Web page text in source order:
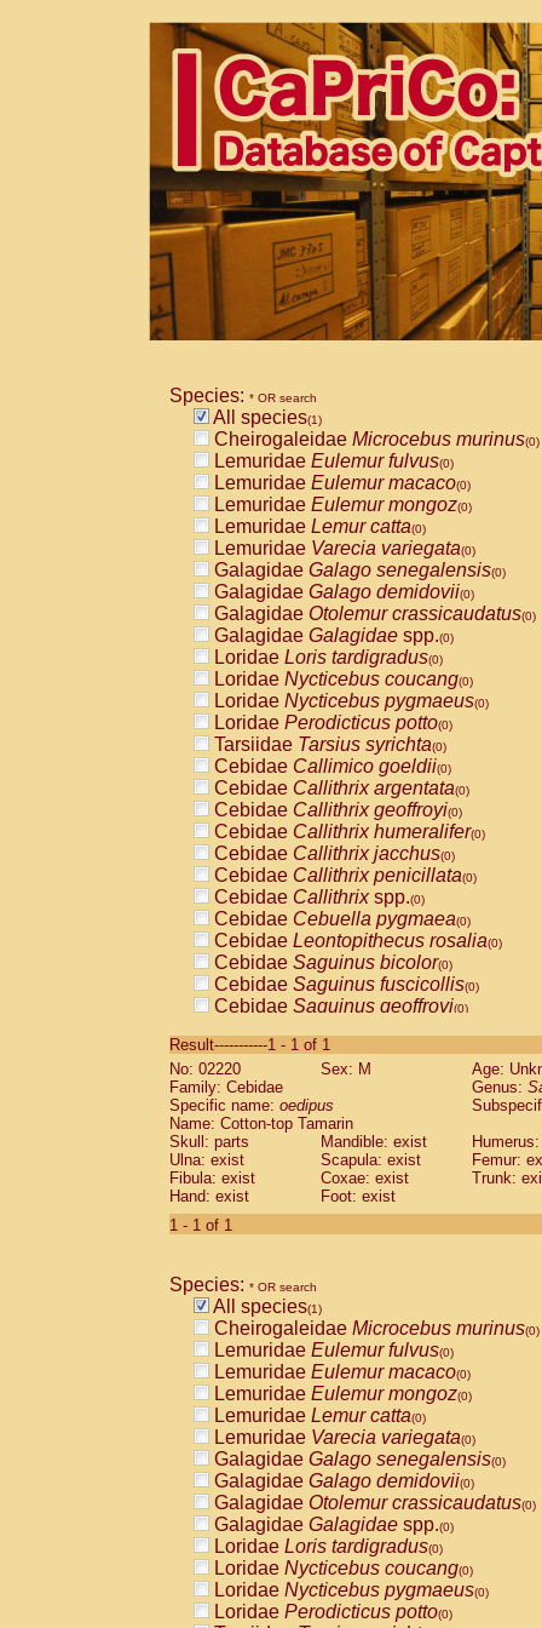
Species: * OR search
All species(1)
Cheirogaleidae Microcebus murinus(0)
Lemuridae Eulemur fulvus(0)
Lemuridae Eulemur macaco(0)
Lemuridae Eulemur mongoz(0)
Lemuridae Lemur catta(0)
Lemuridae Varecia variegata(0)
Galagidae Galago senegalensis(0)
Galagidae Galago demidovii(0)
Galagidae Otolemur crassicaudatus(0)
Galagidae Galagidae spp.(0)
Loridae Loris tardigradus(0)
Loridae Nycticebus coucang(0)
Loridae Nycticebus pygmaeus(0)
Loridae Perodicticus potto(0)
Tarsiidae Tarsius syrichta(0)
Cebidae Callimico goeldii(0)
Cebidae Callithrix argentata(0)
Cebidae Callithrix geoffroyi(0)
Cebidae Callithrix humeralifer(0)
Cebidae Callithrix jacchus(0)
Cebidae Callithrix penicillata(0)
Cebidae Callithrixspp.(0)
Cebidae Cebuella pygmaea(0)
Cebidae Leontopithecus rosalia(0)
Cebidae Saguinus bicolor(0)
Cebidae Saguinus fuscicollis(0)
Cebidae Saguinus geoffroyi(0)
CebidaeSaguinus labiatus(0)
Cebidae Saguinus leucopus (0)
Cebidae
CebidaeSaguinus mystax
Cebidae Saguinus nigricollis (0)
Cebidae Saguinus oedipus
Cebidae Saguinus weddelli
Cebidae Saguinusspp.
Cebidae
CebidaeCebus capucinus
CebidaeCebus nigrivittatus
CebidaeCebus spp.(0)
CebidaeSaimiri boliviensis(0)
CebidaeSaimiri sciureus(0)
AtelidaeAlouatta caraya(0)
AtelidaeAlouatta fusca(0)
AtelidaeAlouatta seniculus(0)
AtelidaeAlouattaspp.(0)
AtelidaeAteles belzebuth(0)
AtelidaeAteles geoffroyi(0)
AtelidaeAteles paniscus(0)
AtelidaeAtelesspp.(0)
AtelidaeLagothrix lagothricha(0)
AtelidaeLagothrix lagothricha cana
PitheciidaeCacajao calvus
Result-----------1 - 1 of 1
No: 02220
Sex: M
Age:
Family: Cebidae
Genus:
Specific name: oedipus
Name: Cotton-top Tamarin
Skull: parts
Mandible: exist
Ulna: exist
Scapula: exist
Femur:
Fibula: exist
Coxae: exist
Trunk:
Hand: exist
Foot: exist
1 - 1 of 1
Species: * OR search
All species(1)
Cheirogaleidae Microcebus murinus(0)
Lemuridae Eulemur fulvus(0)
Lemuridae Eulemur macaco(0)
Lemuridae Eulemur mongoz(0)
Lemuridae Lemur catta(0)
Lemuridae Varecia variegata(0)
Galagidae Galago senegalensis(0)
Galagidae Galago demidovii(0)
Galagidae Otolemur crassicaudatus(0)
Galagidae Galagidae spp.(0)
Loridae Loris tardigradus(0)
Loridae Nycticebus coucang(0)
Loridae Nycticebus pygmaeus(0)
Loridae Perodicticus potto(0)